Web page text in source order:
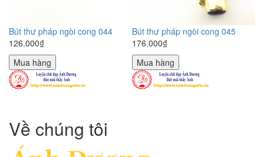
Bút thư pháp ngòi cong 044
126.000₫
Mua hàng
Bút thư pháp ngòi cong 045
176.000₫
Mua hàng
Về chúng tôi